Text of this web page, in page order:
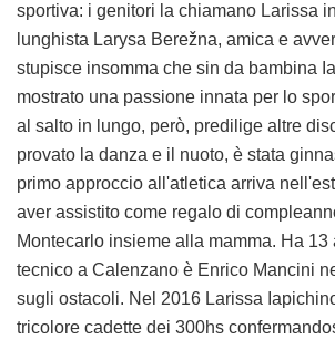
sportiva: i genitori la chiamano Larissa
lunghista Larysa Berežna, amica e
stupisce insomma che sin da bambina
mostrato una passione innata per lo
al salto in lungo, però, predilige altre
provato la danza e il nuoto, è stata
primo approccio all'atletica arriva
aver assistito come regalo di
Montecarlo insieme alla mamma. Ha
tecnico a Calenzano è Enrico Mancini
sugli ostacoli. Nel 2016 Larissa
tricolore cadette dei 300hs